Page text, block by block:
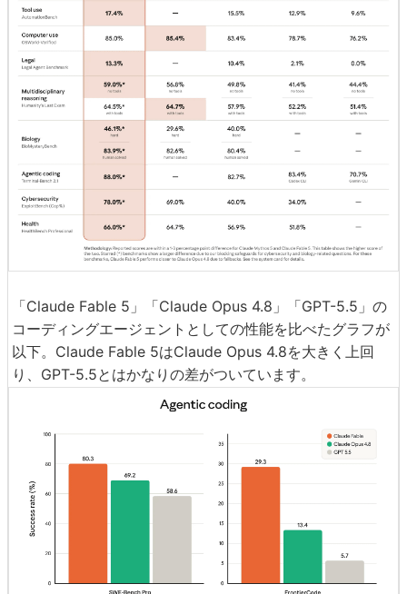
「Claude Fable 5」「Claude Opus 4.8」「GPT-5.5」の
コーディングエージェントとしての性能を比べたグラフが
以下。Claude Fable 5はClaude Opus 4.8を大きく上回
り、GPT-5.5とはかなりの差がついています。